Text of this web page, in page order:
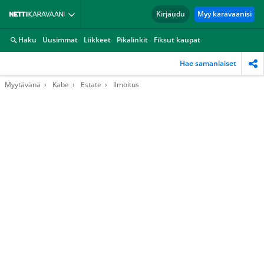
Kirjaudu Myy karavaanisi
Haku Uusimmat Liikkeet Pikalinkit Fiksut kaupat
Hae samanlaiset
Myytävänä Kabe Estate Ilmoitus